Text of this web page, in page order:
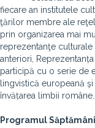
fiecare an institutele
ţărilor membre ale
prin organizarea mai
reprezentanţe culturale
anteriori,
participă cu o serie de
lingvistică europeană
învățarea limbii române.
Programul